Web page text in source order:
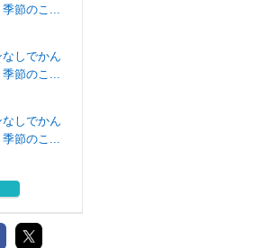
季節のこ...
なしでかん
季節のこ...
なしでかん
季節のこ...
しでかん